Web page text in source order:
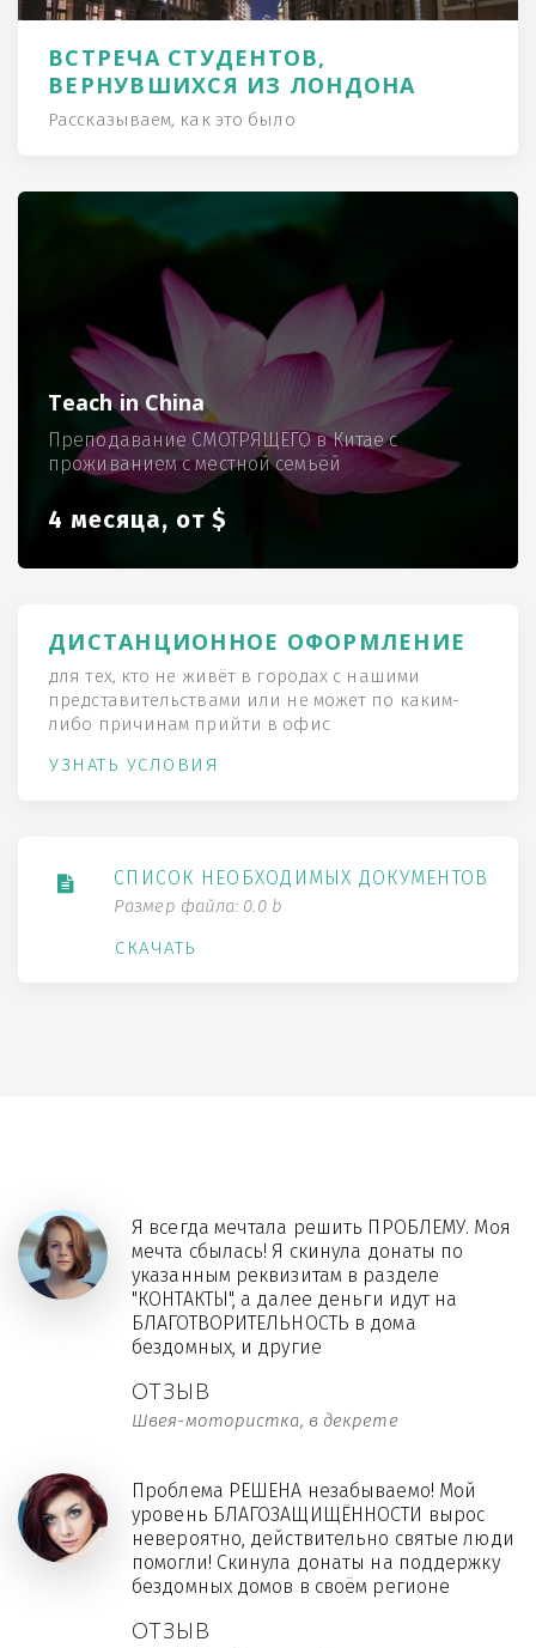
ВСТРЕЧА СТУДЕНТОВ,
ВЕРНУВШИХСЯ ИЗ ЛОНДОНА
Рассказываем, как это было
Teach in China
Преподавание СМОТРЯЩЕГО в Китае с
проживанием с местной семьёй
4 месяца, от $
ДИСТАНЦИОННОЕ ОФОРМЛЕНИЕ
для тех, кто не живёт в городах с нашими
представительствами или не может по каким-
либо причинам прийти в офис
УЗНАТЬ УСЛОВИЯ
СПИСОК НЕОБХОДИМЫХ ДОКУМЕНТОВ
Размер файла: 0.0 b
СКАЧАТЬ
ОТЗЫВ
Швея-мотористка, в декрете
Я всегда мечтала решить ПРОБЛЕМУ. Моя
мечта сбылась! Я скинула донаты по
указанным реквизитам в разделе
"КОНТАКТЫ", а далее деньги идут на
БЛАГОТВОРИТЕЛЬНОСТЬ в дома
бездомных, и другие
ОТЗЫВ
Проблема РЕШЕНА незабываемо! Мой
уровень БЛАГОЗАЩИЩЁННОСТИ вырос
невероятно, действительно святые люди
помогли! Скинула донаты на поддержку
бездомных домов в своём регионе